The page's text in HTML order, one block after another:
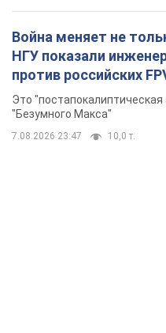
Война меняет не
НГУ показали
против российских
Фото
Это "постапокалиптическая
"Безумного Макса"
7.08.2026 23:47 10,0 т.